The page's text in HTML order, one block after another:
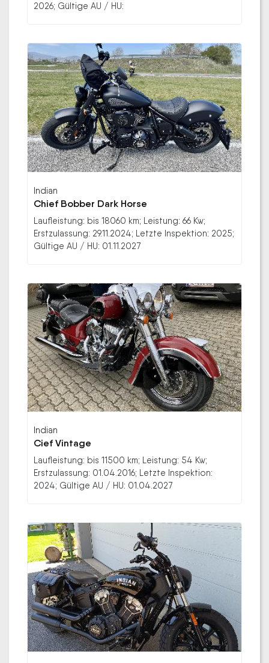
2026; Gültige AU / HU:
Indian
Chief Bobber Dark Horse
Laufleistung: bis 18060 km; Leistung: 66 Kw;
Erstzulassung: 29.11.2024; Letzte Inspektion: 2025;
Gültige AU / HU: 01.11.2027
Indian
Cief Vintage
Laufleistung: bis 11500 km; Leistung: 54 Kw;
Erstzulassung: 01.04.2016; Letzte Inspektion:
2024; Gültige AU / HU: 01.04.2027